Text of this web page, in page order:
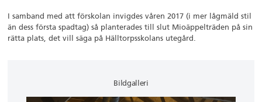
I samband med att förskolan invigdes våren 2017 (i mer lågmäld stil
än dess första spadtag) så planterades till slut Mioäppelträden på sin
rätta plats, det vill säga på Hälltorpsskolans utegård.
Bildgalleri